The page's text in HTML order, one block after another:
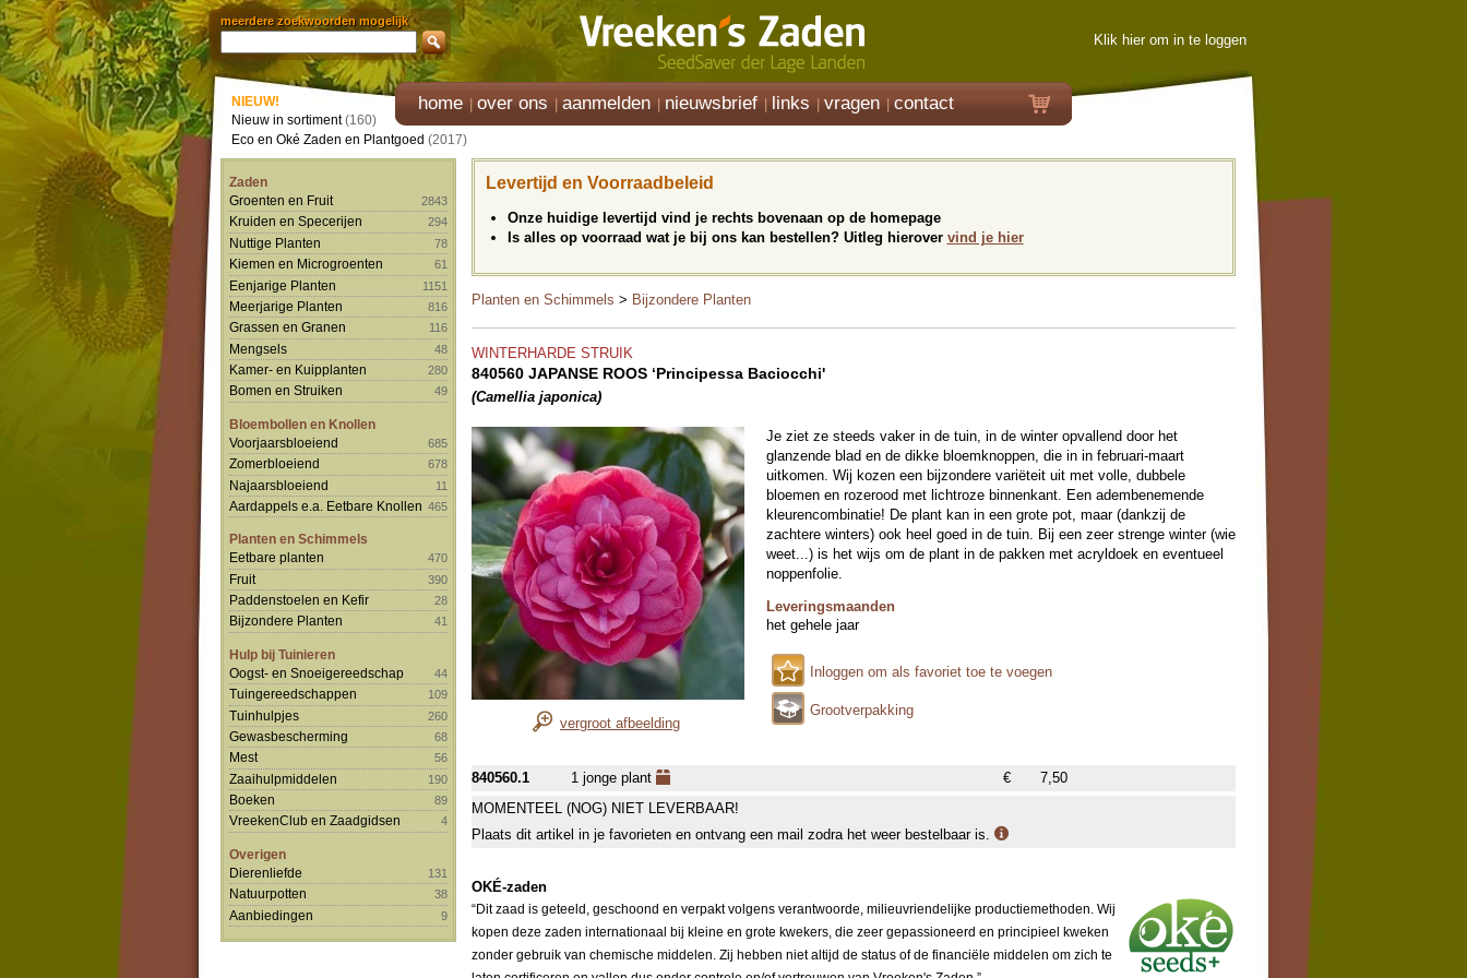
meerdere zoekwoorden mogelijk
Klik hier om in te loggen
home over ons aanmelden nieuwsbrief links vragen contact
NIEUW!
Nieuw in sortiment(160)
Eco en Oké Zaden en Plantgoed (2017)
Zaden
Groenten en Fruit
2843
Kruiden en Specerijen 294
Nuttige Planten 78
Kiemen en Microgroenten 61
Eenjarige Planten 1151
Meerjarige Planten 816
Grassen en Granen 116
Mengsels 48
Kamer- en Kuipplanten 280
Bomen en Struiken 49
Bloembollen en Knollen
Voorjaarsbloeiend
685
Zomerbloeiend 678
Najaarsbloeiend 11
Aardappels e.a. Eetbare Knollen 465
Planten en Schimmels
Eetbare planten
470
Fruit 390
Paddenstoelen en Kefir 28
Bijzondere Planten 41
Hulp bij Tuinieren
Oogst- en Snoeigereedschap
44
Tuingereedschappen 109
Tuinhulpjes 260
Gewasbescherming 68
Mest 56
Zaaihulpmiddelen 190
Boeken 89
VreekenClub en Zaadgidsen 4
Overigen
Dierenliefde
131
Natuurpotten 38
Aanbiedingen 9
Levertijd en Voorraadbeleid
Onze huidige levertijd vind je rechts bovenaan op de homepage
Is alles op voorraad wat je bij ons kan bestellen? Uitleg hierover vind je hier
Planten en Schimmels > Bijzondere Planten
WINTERHARDE STRUIK
840560 JAPANSE ROOS ‘Principessa Baciocchi'
(Camellia japonica)
vergroot afbeelding
Je ziet ze steeds vaker in de tuin, in de winter opvallend door het
glanzende blad en de dikke bloemknoppen, die in in februari-maart
uitkomen. Wij kozen een bijzondere variëteit uit met volle, dubbele
bloemen en rozerood met lichtroze binnenkant. Een adembenemende
kleurencombinatie! De plant kan in een grote pot, maar (dankzij de
zachtere winters) ook heel goed in de tuin. Bij een zeer strenge winter (wie
weet...) is het wijs om de plant in de pakken met acryldoek en eventueel
noppenfolie.
Leveringsmaanden
het gehele jaar
Inloggen om als favoriet toe te voegen
Grootverpakking
840560.1 1 jonge plant €
7,50
MOMENTEEL (NOG) NIET LEVERBAAR!
Plaats dit artikel in je favorieten en ontvang een mail zodra het weer bestelbaar is.
OKÉ-zaden
“Dit zaad is geteeld, geschoond en verpakt volgens verantwoorde, milieuvriendelijke productiemethoden. Wij
kopen deze zaden internationaal bij kleine en grote kwekers, die zeer gepassioneerd en principieel kweken
zonder gebruik van chemische middelen. Zij hebben niet altijd de status of de financiële middelen om zich te